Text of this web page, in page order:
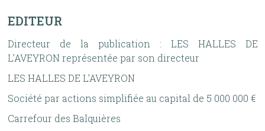
EDITEUR
Directeur de la publication : LES HALLES DE
L’AVEYRON représentée par son directeur
LES HALLES DE L’AVEYRON
Société par actions simplifiée au capital de 5 000 000 €
Carrefour des Balquières